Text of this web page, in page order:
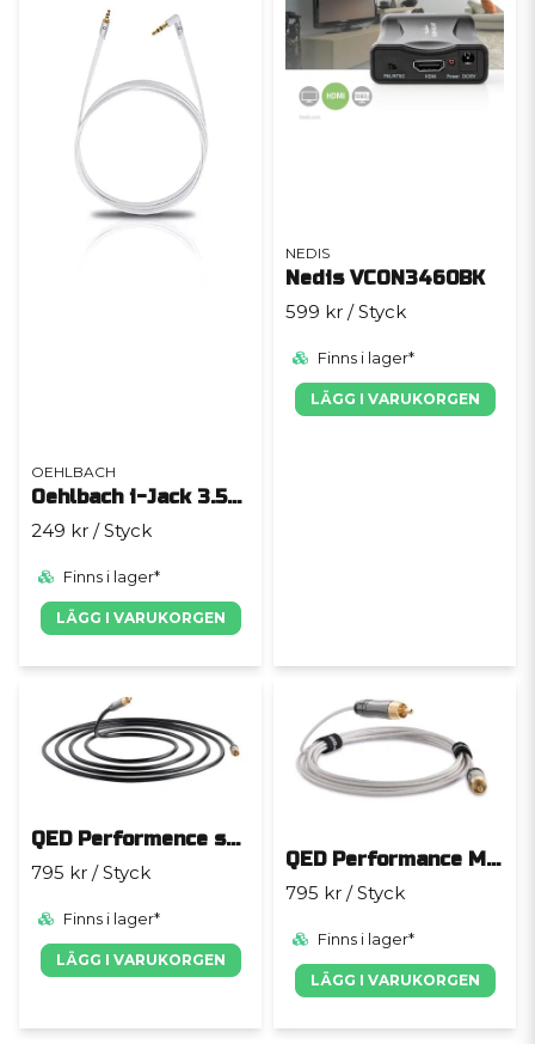
OEHLBACH
Oehlbach i-Jack 3.5mm
249 kr / Styck
Finns i lager*
LÄGG I VARUKORGEN
NEDIS
Nedis VCON3460BK
599 kr / Styck
Finns i lager*
LÄGG I VARUKORGEN
QED Performence subwoofercable
795 kr / Styck
Finns i lager*
LÄGG I VARUKORGEN
QED Performance Mini
795 kr / Styck
Finns i lager*
LÄGG I VARUKORGEN